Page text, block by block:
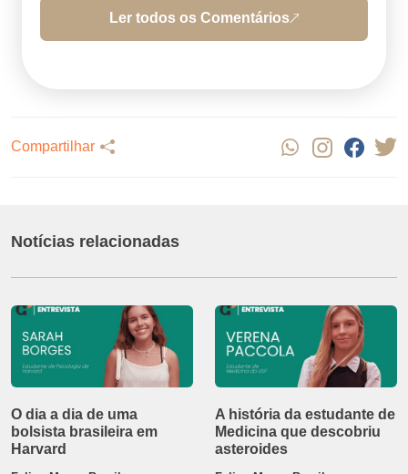
Ler todos os Comentários
Compartilhar
Notícias relacionadas
O dia a dia de uma
bolsista brasileira em
Harvard
A história da estudante de
Medicina que descobriu
asteroides